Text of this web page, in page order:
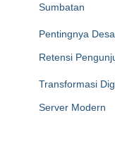
Sumbatan
Pentingnya
Retensi
Transformasi
Server Modern